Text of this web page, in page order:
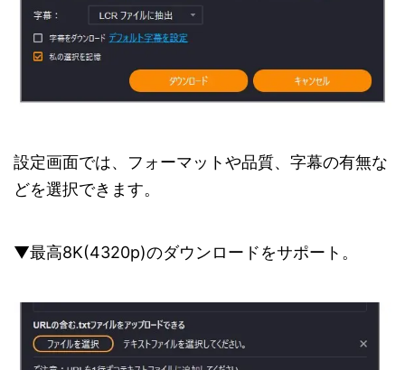
設定画面では、フォーマットや品質、字幕の有無な
どを選択できます。
▼最高8K(4320p)のダウンロードをサポート。